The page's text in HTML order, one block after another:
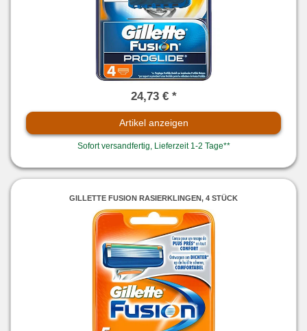
24,73 € *
Artikel anzeigen
Sofort versandfertig, Lieferzeit 1-2 Tage**
GILLETTE FUSION RASIERKLINGEN, 4 STÜCK